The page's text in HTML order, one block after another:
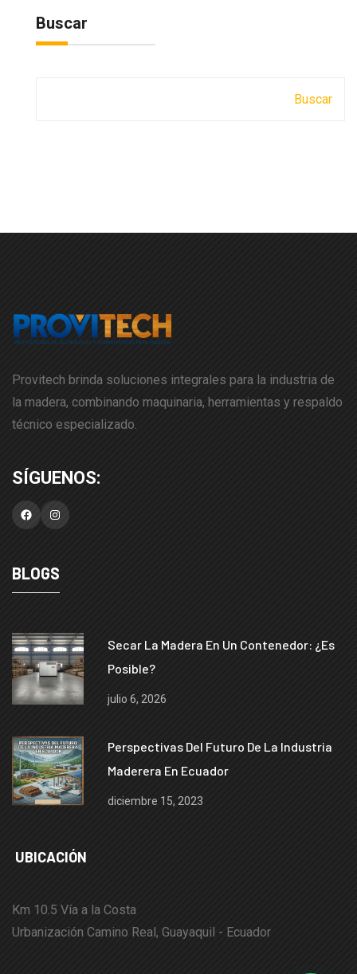
Buscar
Buscar
Provitech brinda soluciones integrales para la industria de
la madera, combinando maquinaria, herramientas y respaldo
técnico especializado.
FacebookInstagram
BLOGS
Secar La Madera En Un Contenedor: ¿es
Posible?
julio 6, 2026
Perspectivas Del Futuro De La Industria
Maderera En Ecuador
diciembre 15, 2023
UBICACIÓN
Km 10.5 Vía a la Costa
Urbanización Camino Real, Guayaquil - Ecuador